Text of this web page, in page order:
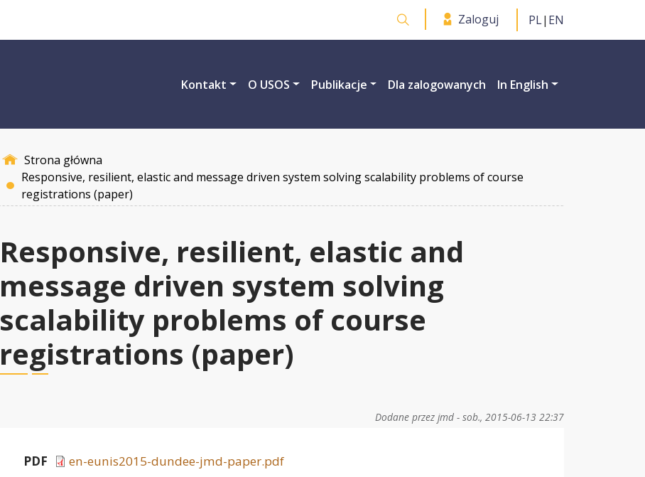
Otwórz wyszukiwarkę
Zaloguj PL| EN
Kontakt O USOS Publikacje Dla zalogowanych In English
Strona główna
Responsive, resilient, elastic and message driven system solving scalability problems of course
registrations (paper)
Responsive, resilient, elastic and
message driven system solving
scalability problems of course
registrations (paper)
Dodane przez jmd - sob., 2015-06-13 22:37
PDF
en-eunis2015-dundee-jmd-paper.pdf